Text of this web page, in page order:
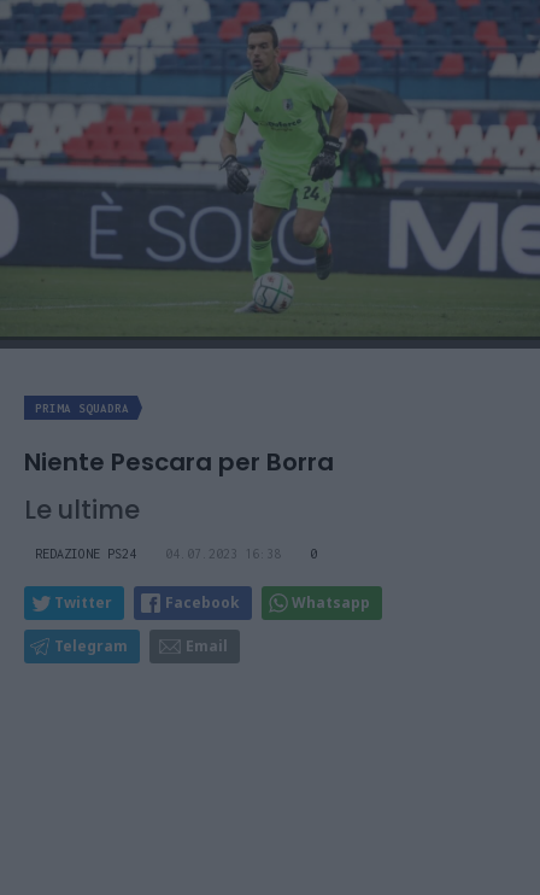
PRIMA SQUADRA
Niente Pescara per Borra
Le ultime
REDAZIONE PS24 04.07.2023 16:38 0
Twitter Facebook Whatsapp
Telegram Email